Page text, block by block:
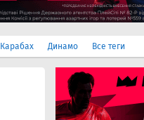
Карабах Динамо Все теги